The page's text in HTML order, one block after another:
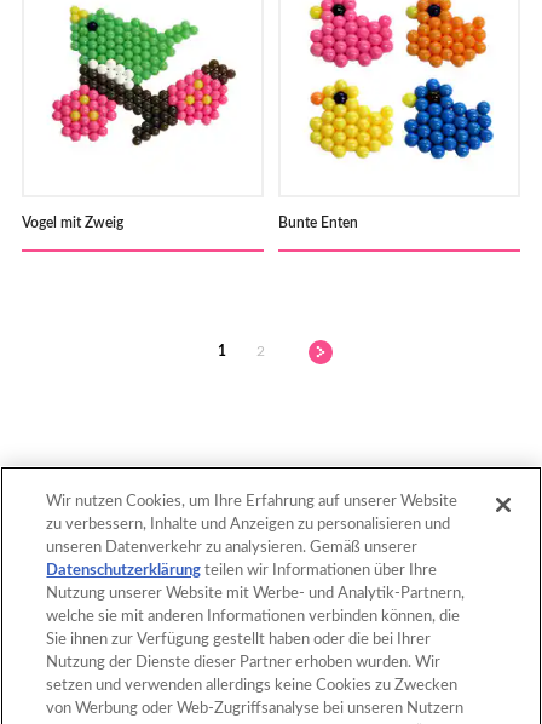
Vogel mit Zweig Bunte Enten
1 2
nach oben
Home Produkte
Vorlagen Was sind Aquabeads?
Filme FAQ
Wir nutzen Cookies, um Ihre Erfahrung auf unserer Website
zu verbessern, Inhalte und Anzeigen zu personalisieren und
unseren Datenverkehr zu analysieren. Gemäß unserer
Datenschutzerklärung teilen wir Informationen über Ihre
Nutzung unserer Website mit Werbe- und Analytik-Partnern,
welche sie mit anderen Informationen verbinden können, die
Sie ihnen zur Verfügung gestellt haben oder die bei Ihrer
Nutzung der Dienste dieser Partner erhoben wurden. Wir
setzen und verwenden allerdings keine Cookies zu Zwecken
von Werbung oder Web-Zugriffsanalyse bei unseren Nutzern